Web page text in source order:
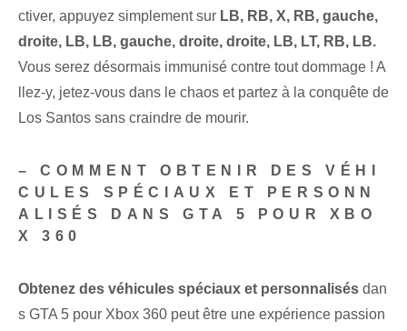
ctiver, appuyez simplement sur LB, RB,⁣ X, RB, gauche,
droite, LB, LB, gauche,⁢ droite, droite, LB, LT, RB, ⁤LB.
Vous serez désormais immunisé contre tout dommage ! A
llez-y, jetez-vous dans le chaos et partez à la conquête de
Los Santos sans craindre de mourir.
– COMMENT OBTENIR DES VÉHI
CULES SPÉCIAUX ET PERSONN
ALISÉS DANS GTA 5 POUR XBO
X 360
Obtenez des véhicules spéciaux et personnalisés dan
s GTA 5 pour⁤ Xbox 360 peut être une expérience passion